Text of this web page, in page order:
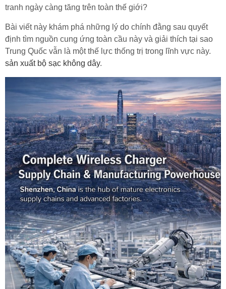
tranh ngày càng tăng trên toàn thế giới?
Bài viết này khám phá những lý do chính đằng sau quyết
định tìm nguồn cung ứng toàn cầu này và giải thích tại sao
Trung Quốc vẫn là một thế lực thống trị trong lĩnh vực này.
sản xuất bộ sạc không dây.